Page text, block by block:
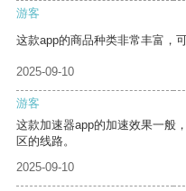
游客
这款app的商品种类非常丰富，
2025-09-10
游客
这款加速器app的加速效果一般
区的线路。
2025-09-10